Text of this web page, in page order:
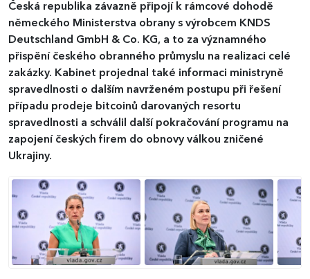
Česká republika závazně připojí k rámcové dohodě
německého Ministerstva obrany s výrobcem KNDS
Deutschland GmbH & Co. KG, a to za významného
přispění českého obranného průmyslu na realizaci celé
zakázky. Kabinet projednal také informaci ministryně
spravedlnosti o dalším navrženém postupu při řešení
případu prodeje bitcoinů darovaných resortu
spravedlnosti a schválil další pokračování programu na
zapojení českých firem do obnovy válkou zničené
Ukrajiny.